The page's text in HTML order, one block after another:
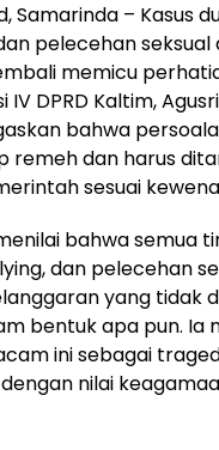
Samarinda – Kasus
pelecehan seksual
memicu
IV DPRD Kaltim,
bahwa
remeh dan harus
sesuai
bahwa semua
dan pelecehan
yang tidak
bentuk apa pun. Ia
ini sebagai
nilai